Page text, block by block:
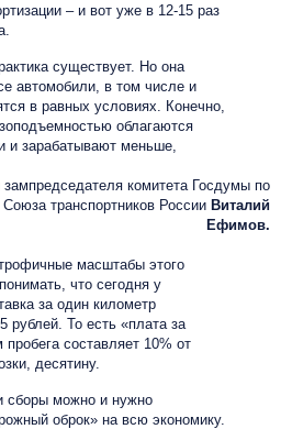
– и вот уже в 12-15 раз
существует. Но она
автомобили, в том числе и
в равных условиях. Конечно,
облагаются
и зарабатывают меньше,
комитета Госдумы по
Союза транспортников России Виталий
Ефимов.
масштабы этого
что сегодня у
за один километр
рублей. То есть «плата за
составляет 10% от
десятину.
можно и нужно
оброк» на всю экономику.